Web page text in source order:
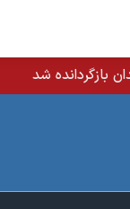
بازگردانده شد